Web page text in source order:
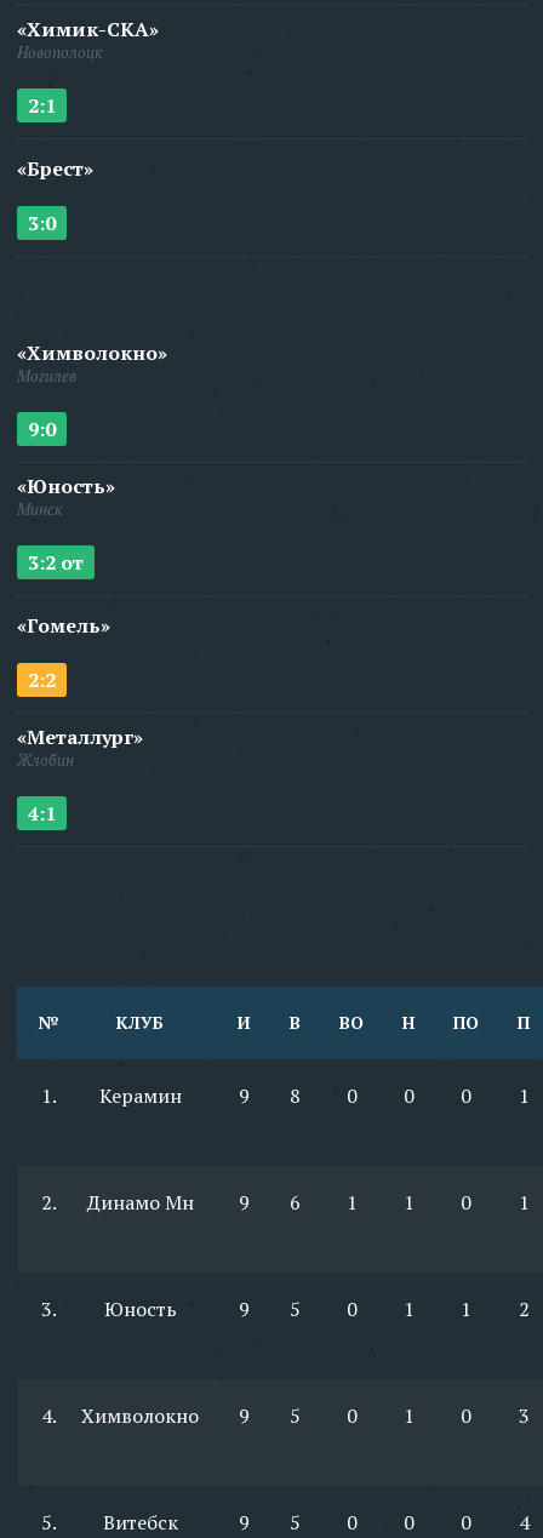
«Химик-СКА»
Новополоцк
2:1
«Брест»
3:0
«Химволокно»
Могилев
9:0
«Юность»
Минск
3:2 от
«Гомель»
2:2
«Металлург»
Жлобин
4:1
№ КЛУБ И В ВО Н ПО П
1. Керамин 9 8 0 0 0 1
2. Динамо Мн 9 6 1 1 0 1
3. Юность 9 5 0 1 1 2
4. Химволокно 9 5 0 1 0 3
5. Витебск 9 5 0 0 0 4